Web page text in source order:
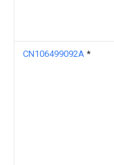
CN106499092A *